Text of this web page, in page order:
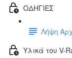
ΟΔΗΓΙΕΣ
Λήψη
Υλικά του V-